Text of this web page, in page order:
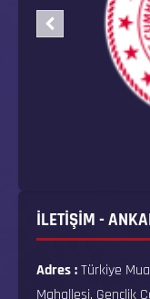
İLETİŞİM -
Adres :Türkiye
Mahallesi, Gençlik